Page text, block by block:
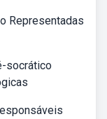
Representadas
socrático